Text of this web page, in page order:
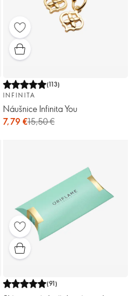
(113)
INFINITA
Náušnice Infinita You
7,79 €15,50 €
(91)